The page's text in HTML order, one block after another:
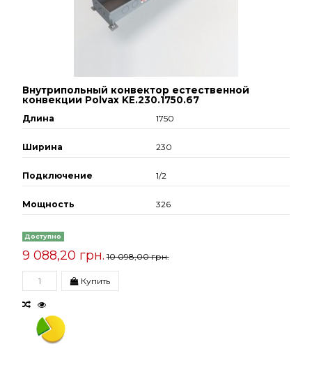
Внутрипольный конвектор естественной
конвекции Polvax KE.230.1750.67
Длина 1750
Ширина 230
Подключение 1/2
Мощность 326
Доступно
9 088,20 грн. 10 098,00 грн.
Купить